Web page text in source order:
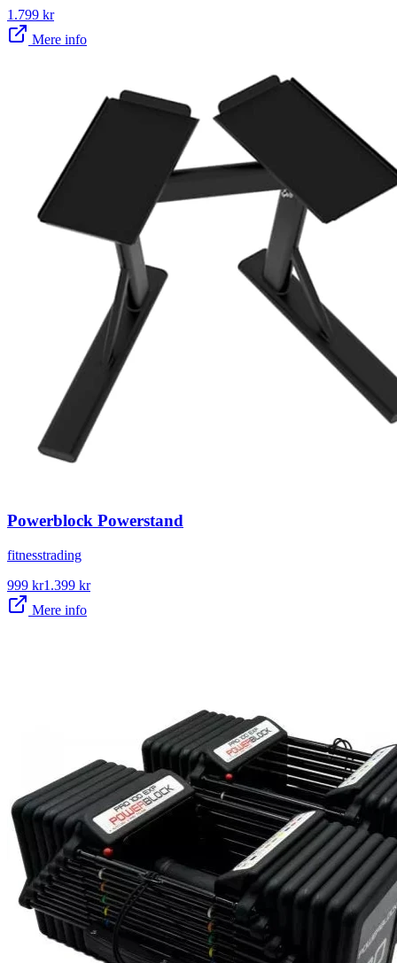
1.799 kr
Mere info
Powerblock Powerstand
fitnesstrading
999 kr1.399 kr
Mere info